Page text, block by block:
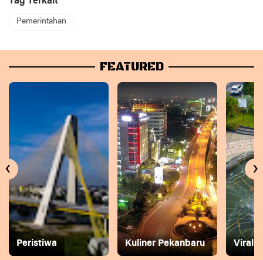
Pemerintahan
FEATURED
Peristiwa Kuliner Pekanbaru Viral
‹ ›